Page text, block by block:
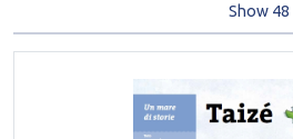
Show 48